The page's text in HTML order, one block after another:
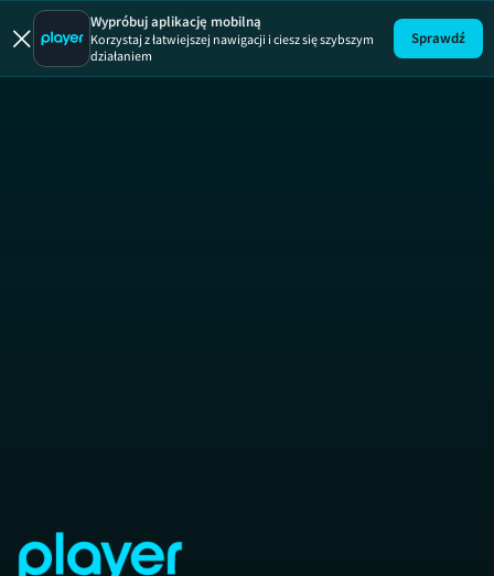
Blok Ekipa
Wypróbuj aplikację mobilną
Korzystaj z łatwiejszej nawigacji i ciesz się szybszym
działaniem
Sprawdź